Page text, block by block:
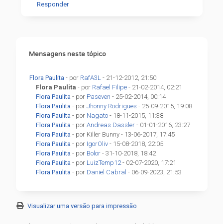
Responder
Mensagens neste tópico
Flora Paulita - por RafA3L - 21-12-2012, 21:50
Flora Paulita - por Rafael Filipe - 21-02-2014, 02:21
Flora Paulita - por Paseven - 25-02-2014, 00:14
Flora Paulita - porJhonny Rodrigues - 25-09-2015, 19:08
Flora Paulita - por Nagato - 18-11-2015, 11:38
Flora Paulita - porAndreas Dassler - 01-01-2016, 23:27
Flora Paulita - por Killer Bunny - 13-06-2017, 17:45
Flora Paulita - por IgorOliv - 15-08-2018, 22:05
Flora Paulita - por Bolor - 31-10-2018, 18:42
Flora Paulita - por LuizTemp12- 02-07-2020, 17:21
Flora Paulita - por Daniel Cabral - 06-09-2023, 21:53
Visualizar uma versão para impressão